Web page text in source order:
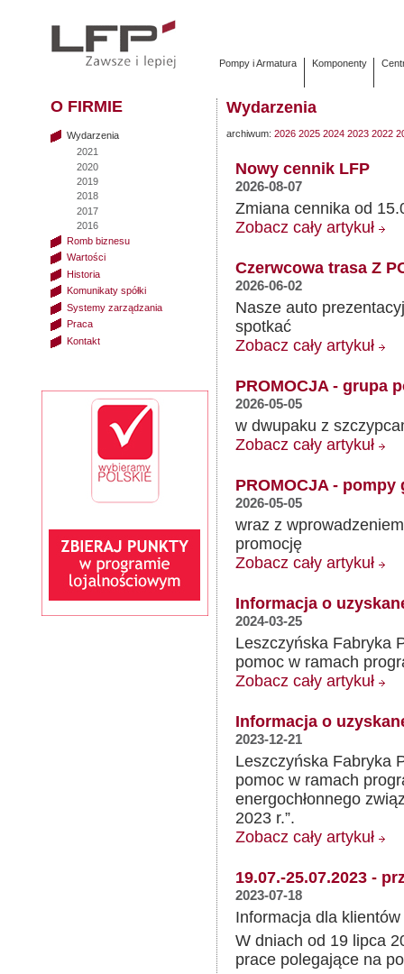
Pompy i Armatura Komponenty
Wydarzenia
archiwum: 2026 2025 2024 2023 2022
Nowy cennik LFP
2026-08-07
Zmiana cennika od
Zobacz cały artykuł
Czerwcowa trasa Z
2026-06-02
Nasze auto
spotkać
Zobacz cały artykuł
PROMOCJA - grupa
2026-05-05
w dwupaku z
Zobacz cały artykuł
PROMOCJA - pompy
2026-05-05
wraz z
promocję
Zobacz cały artykuł
Informacja o
2024-03-25
Leszczyńska Fabryka
pomoc w ramach
Zobacz cały artykuł
Informacja o
2023-12-21
Leszczyńska Fabryka
pomoc w ramach
energochłonnego
2023 r.”.
Zobacz cały artykuł
19.07.-25.07.2023 -
2023-07-18
Informacja dla
W dniach od 19 lipca
prace polegające na
O FIRMIE
Wydarzenia
2021
2020
2019
2018
2017
2016
Romb biznesu
Wartości
Historia
Komunikaty spółki
Systemy zarządzania
Praca
Kontakt